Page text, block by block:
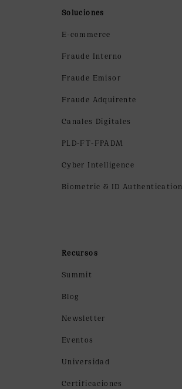
Soluciones
E-commerce
Fraude Interno
Fraude Emisor
Fraude Adquirente
Canales Digitales
PLD-FT-FPADM
Cyber Intelligence
Biometric & ID Authentication
Recursos
Summit
Blog
Newsletter
Eventos
Universidad
Certificaciones